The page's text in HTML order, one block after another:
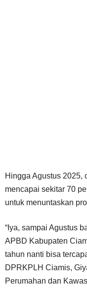
Hingga Agustus 2025,
mencapai sekitar 70
untuk menuntaskan
“Iya, sampai Agustus
APBD Kabupaten
tahun nanti bisa
DPRKPLH Ciamis,
Perumahan dan